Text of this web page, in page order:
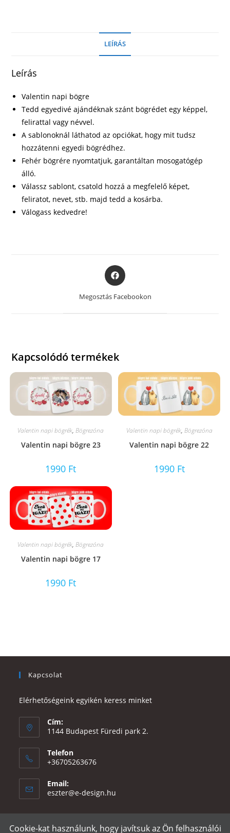
LEÍRÁS
Leírás
Valentin napi bögre
Tedd egyedivé ajándéknak szánt bögrédet egy képpel,
felirattal vagy névvel.
A sablonoknál láthatod az opciókat, hogy mit tudsz
hozzátenni egyedi bögrédhez.
Fehér bögrére nyomtatjuk, garantáltan mosogatógép
álló.
Válassz sablont, csatold hozzá a megfelelő képet,
feliratot, nevet, stb. majd tedd a kosárba.
Válogass kedvedre!
Opens
in
a
new
Megosztás Facebookon
Kapcsolódó termékek
Valentin napi bögrék,Bögrezóna
Valentin napi bögre 23
1990 Ft
Valentin napi bögrék, Bögrezóna
Valentin napi bögre 22
1990 Ft
Valentin napi bögrék,Bögrezóna
Valentin napi bögre 17
1990 Ft
Kapcsolat
Elérhetőségeink egyikén keress minket
Cím:
1144 Budapest Füredi park 2.
Telefon
+36705263676
Email:
eszter@e-design.hu
Cookie-kat használunk, hogy javítsuk az Ön felhasználói